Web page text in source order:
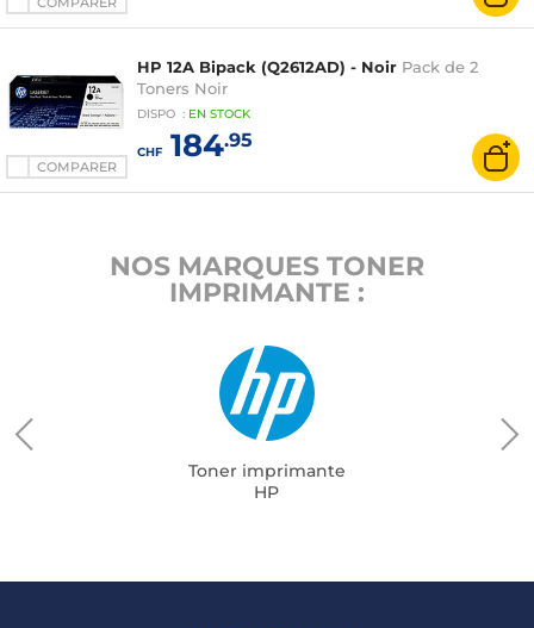
COMPARER
HP 12A Bipack (Q2612AD) - Noir Pack de 2
Toners Noir
DISPO : EN STOCK
CHF184.95
NOS MARQUES TONER
IMPRIMANTE :
Toner imprimante
HP